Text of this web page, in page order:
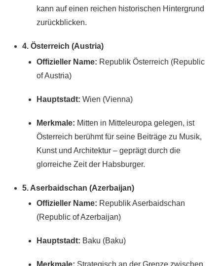
kann auf einen reichen historischen Hintergrund
zurückblicken.
4. Österreich (Austria)
Offizieller Name: Republik Österreich (Republic
of Austria)
Hauptstadt: Wien (Vienna)
Merkmale: Mitten in Mitteleuropa gelegen, ist
Österreich berühmt für seine Beiträge zu Musik,
Kunst und Architektur – geprägt durch die
glorreiche Zeit der Habsburger.
5. Aserbaidschan (Azerbaijan)
Offizieller Name: Republik Aserbaidschan
(Republic of Azerbaijan)
Hauptstadt: Baku (Baku)
Merkmale: Strategisch an der Grenze zwischen